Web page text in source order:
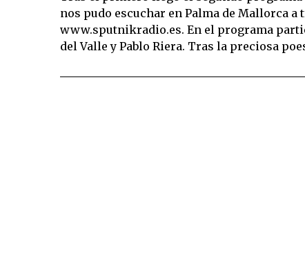
nos pudo escuchar en Palma de Mallorca a
www.sputnikradio.es. En el programa
del Valle y Pablo Riera. Tras la preciosa